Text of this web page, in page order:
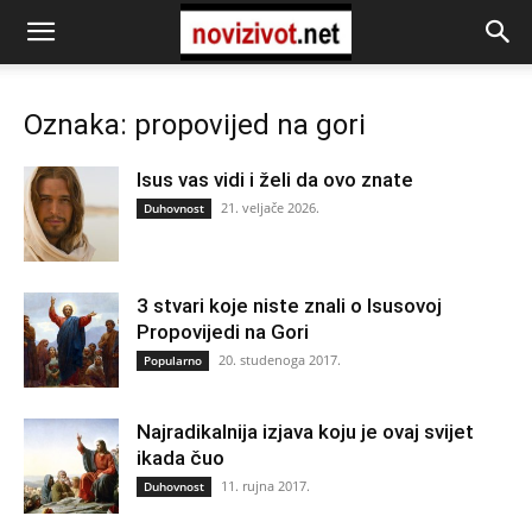
Oznaka: propovijed na gori
Isus vas vidi i želi da ovo znate
Duhovnost 21. veljače 2026.
3 stvari koje niste znali o Isusovoj
Propovijedi na Gori
Popularno 20. studenoga 2017.
Najradikalnija izjava koju je ovaj svijet
ikada čuo
Duhovnost 11. rujna 2017.